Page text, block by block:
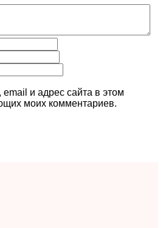
и адрес сайта в этом
моих комментариев.